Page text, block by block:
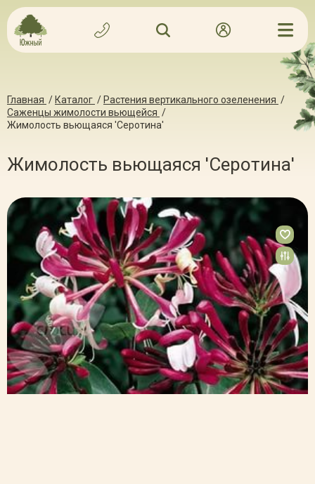
Главная / Каталог / Растения вертикального озеленения /
Саженцы жимолости вьющейся /
Жимолость вьющаяся 'Серотина'
Жимолость вьющаяся 'Серотина'